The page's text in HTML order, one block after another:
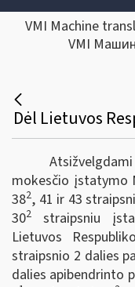
VMI Machine
VMI
mokesčio įstatymo
382, 41 ir 43
302
straipsniu
Lietuvos
straipsnio 2 dalies
dalies apibendrinto